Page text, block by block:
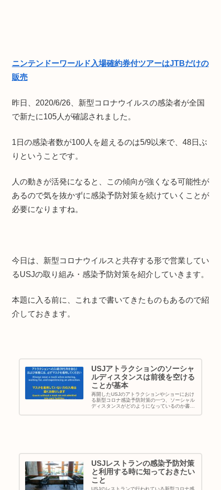
ニンテンドーワールド入場確約券付ツアーはJTBだけの
販売
昨日、2020/6/26、新型コロナウイルスの感染者が全国
で新たに105人が確認されました。
1日の感染者数が100人を超えるのは5/9以来で、48日ぶ
りということです。
人の動きが活発になると、この傾向が強くなる可能性が
あるので気を抜かずに感染予防対策を続けていくことが
必要になりますね。
今日は、新型コロナウイルスと共存する形で営業してい
るUSJの取り組み・感染予防対策を紹介していきます。
本題に入る前に、これまで書いてきたものもあるので紹
介しておきます。
USJアトラクションのソーシャ
ルディスタンスは前後を空ける
ことが基本
再開したUSJのアトラクションやショーにおけ
る新型コロナ感染予防対策の一つ、ソーシャル
ディスタンスがどのようになっているのか書い
USJレストランの感染予防対策
と利用する時に知っておきたい
こと
USJのレストランで行われている新型コロナ感